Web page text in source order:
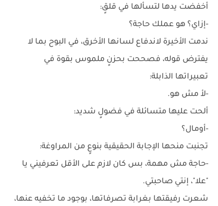
أخفضت يدها لتسألها في قلقٍ:
-إزاي؟ هو عملك حاجة؟
ندمت الأخيرة لاندفاع لسانها الأخرق، في البوح بما لا
يفترض قوله، فصححت بحزنٍ ملموس بقوة في
تعبيراتها الذابلة:
-لأ مش هو.
ألحت عليها متسائلة في فضولٍ شديد:
-أومال؟
تجنبت منحها الإجابة الحقيقية بنوعٍ من المراوغة:
-حاجة مش مهمة، بس كان لازم على الأقل تعرفيني يا
"علا"، إنتي صاحبتي.
شعرت رفيقتها بغرابة تصرفاتها، بوجود ما تخفيه عنها،